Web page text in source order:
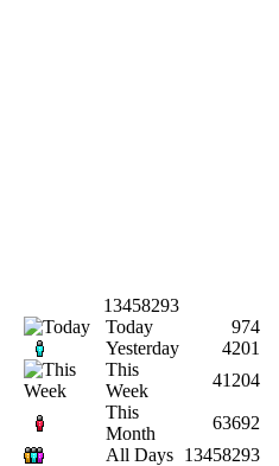
13458293
Today
974
Yesterday
4201
This
Week
41204
This
Month
63692
All Days
13458293